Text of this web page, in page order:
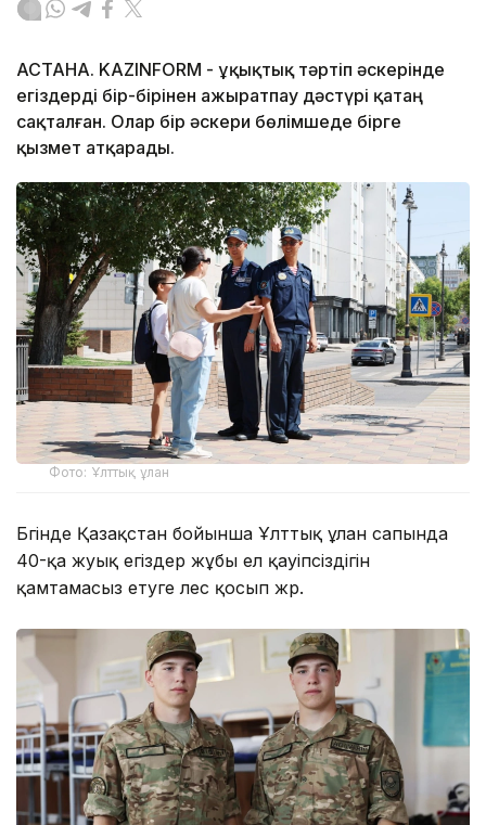
АСТАНА. KAZINFORM - Құқықтық тәртіп әскерінде
егіздерді бір-бірінен ажыратпау дәстүрі қатаң
сақталған. Олар бір әскери бөлімшеде бірге
қызмет атқарады.
Фото: Ұлттық ұлан
Бүгінде Қазақстан бойынша Ұлттық ұлан сапында
40-қа жуық егіздер жұбы ел қауіпсіздігін
қамтамасыз етуге үлес қосып жүр.